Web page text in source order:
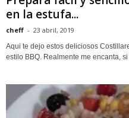
en la estufa...
cheff - 23 abril, 2019
Aqui te dejo estos deliciosos
estilo BBQ. Realmente me encanta,